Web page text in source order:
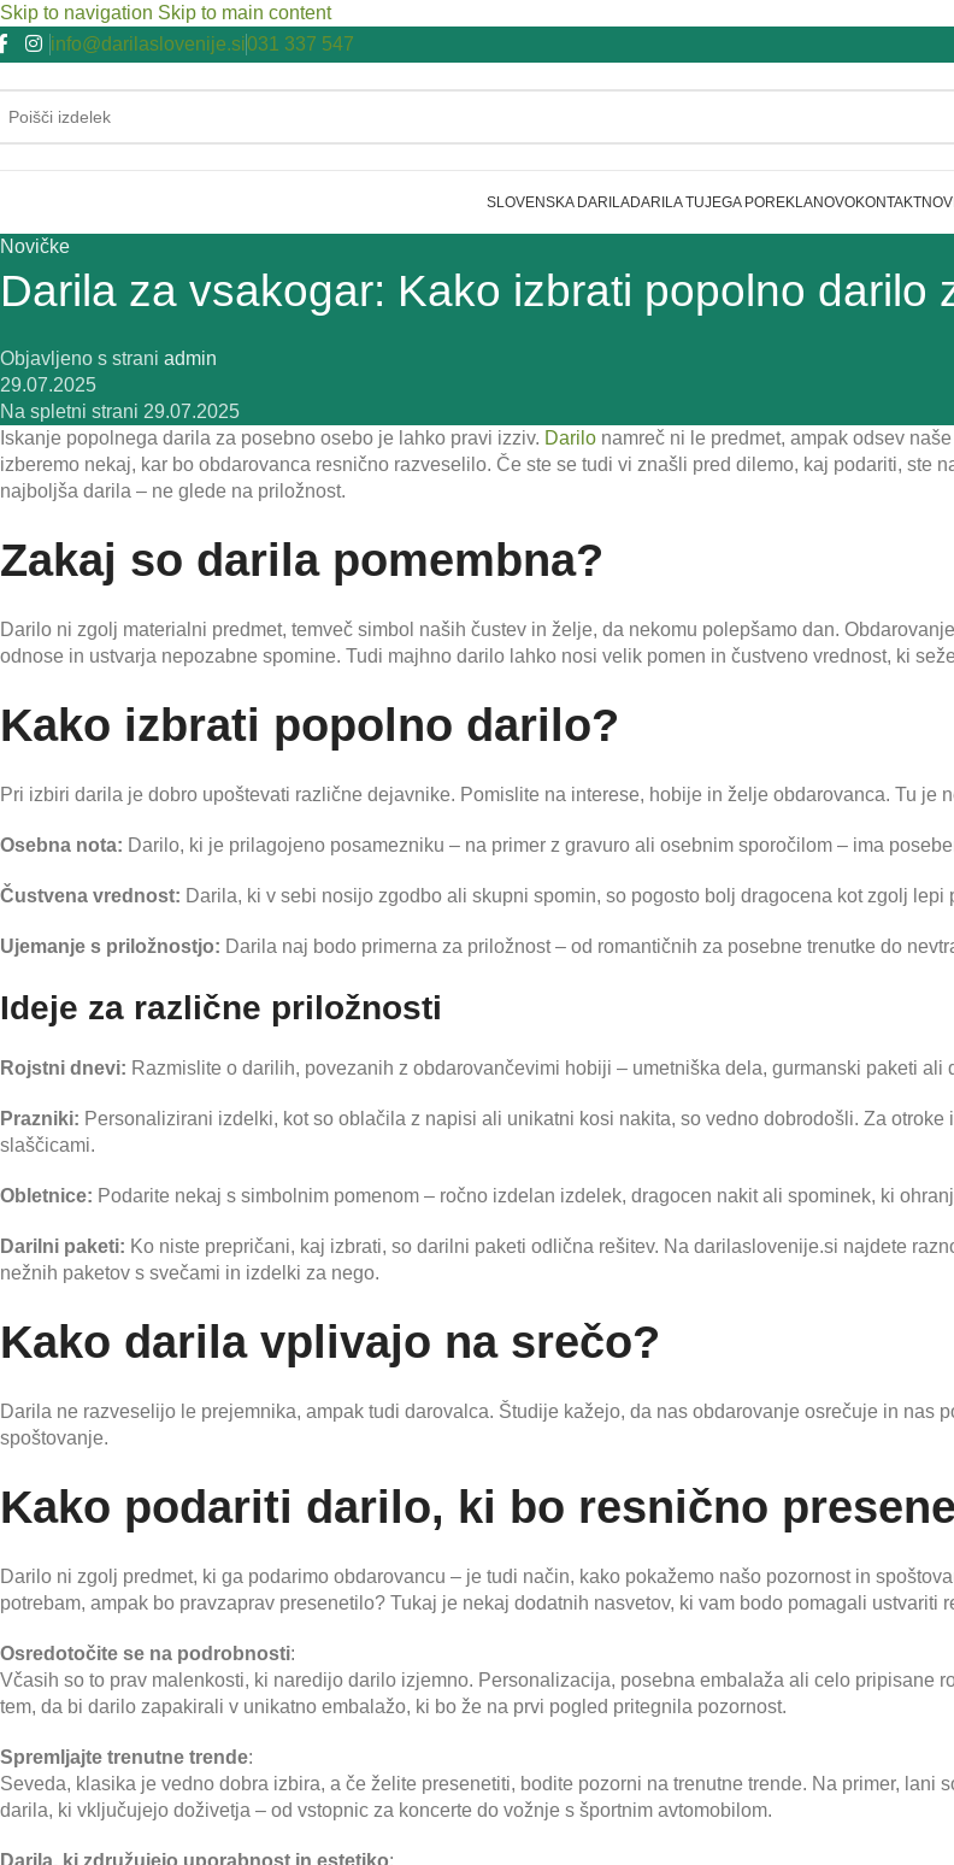
Skip to navigation Skip to main content
info@darilaslovenije.si031 337 547
SLOVENSKA DARILADARILA TUJEGA POREKLANOVOKONTAKT
Novičke
Darila za vsakogar: Kako izbrati popolno darilo
Objavljeno s strani admin
29.07.2025
Na spletni strani 29.07.2025
Iskanje popolnega darila za posebno osebo je lahko pravi izziv. Darilo namreč ni le predmet, ampak odsev
izberemo nekaj, kar bo obdarovanca resnično razveselilo. Če ste se tudi vi znašli pred dilemo, kaj podariti, ste
najboljša darila – ne glede na priložnost.
Zakaj so darila pomembna?
Darilo ni zgolj materialni predmet, temveč simbol naših čustev in želje, da nekomu polepšamo dan.
odnose in ustvarja nepozabne spomine. Tudi majhno darilo lahko nosi velik pomen in čustveno vrednost, ki
Kako izbrati popolno darilo?
Pri izbiri darila je dobro upoštevati različne dejavnike. Pomislite na interese, hobije in želje obdarovanca. Tu je
Osebna nota: Darilo, ki je prilagojeno posamezniku – na primer z gravuro ali osebnim sporočilom – ima
Čustvena vrednost: Darila, ki v sebi nosijo zgodbo ali skupni spomin, so pogosto bolj dragocena kot zgolj lepi
Ujemanje s priložnostjo: Darila naj bodo primerna za priložnost – od romantičnih za posebne trenutke do
Ideje za različne priložnosti
Rojstni dnevi: Razmislite o darilih, povezanih z obdarovančevimi hobiji – umetniška dela, gurmanski paketi ali
Prazniki: Personalizirani izdelki, kot so oblačila z napisi ali unikatni kosi nakita, so vedno dobrodošli. Za
slaščicami.
Obletnice: Podarite nekaj s simbolnim pomenom – ročno izdelan izdelek, dragocen nakit ali spominek, ki
Darilni paketi: Ko niste prepričani, kaj izbrati, so darilni paketi odlična rešitev. Na darilaslovenije.si najdete
nežnih paketov s svečami in izdelki za nego.
Kako darila vplivajo na srečo?
Darila ne razveselijo le prejemnika, ampak tudi darovalca. Študije kažejo, da nas obdarovanje osrečuje in nas
spoštovanje.
Kako podariti darilo, ki bo resnično
Darilo ni zgolj predmet, ki ga podarimo obdarovancu – je tudi način, kako pokažemo našo pozornost in
potrebam, ampak bo pravzaprav presenetilo? Tukaj je nekaj dodatnih nasvetov, ki vam bodo pomagali ustvariti
Osredotočite se na podrobnosti:
Včasih so to prav malenkosti, ki naredijo darilo izjemno. Personalizacija, posebna embalaža ali celo pripisane
tem, da bi darilo zapakirali v unikatno embalažo, ki bo že na prvi pogled pritegnila pozornost.
Spremljajte trenutne trende:
Seveda, klasika je vedno dobra izbira, a če želite presenetiti, bodite pozorni na trenutne trende. Na primer,
darila, ki vključujejo doživetja – od vstopnic za koncerte do vožnje s športnim avtomobilom.
Darila, ki združujejo uporabnost in estetiko: